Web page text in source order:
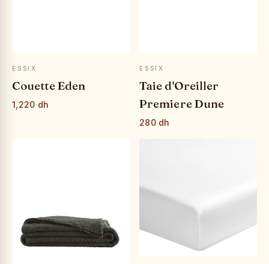
APERÇU RAPIDE
ESSIX
Couette Eden
1,220 dh
APERÇU RAPIDE
ESSIX
Taie d'Oreiller
Premiere Dune
280 dh